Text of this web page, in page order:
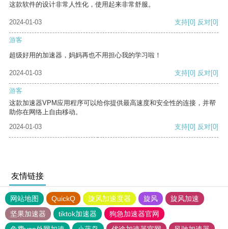
这款软件的设计非常人性化，使用起来非常舒服。
2024-01-03 支持[0] 反对[0]
游客
超级好用的加速器，妈妈再也不用担心我的学习啦！
2024-01-03 支持[0] 反对[0]
游客
这款加速器VPM应用程序可以给你提供最高速度和安全性的连接，并帮
助你在网络上自由移动。
2024-01-03
支持[0] 反对[0]
友情链接
网站地图 QuickQ 旋风加速度器 旋风
旋风加速
坚果加速器
tiktok加速器
狗急加速器官网